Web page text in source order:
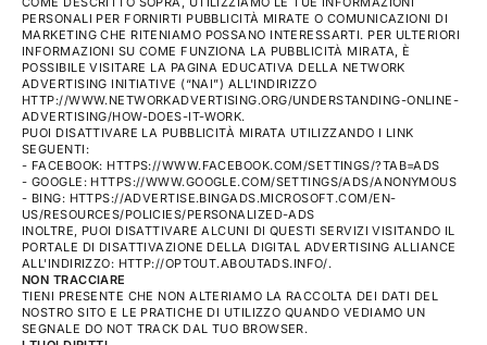
PERSONALI PER FORNIRTI PUBBLICITÀ MIRATE O COMUNICAZIONI DI
MARKETING CHE RITENIAMO POSSANO INTERESSARTI. PER ULTERIORI
INFORMAZIONI SU COME FUNZIONA LA PUBBLICITÀ MIRATA, È
POSSIBILE VISITARE LA PAGINA EDUCATIVA DELLA NETWORK
ADVERTISING INITIATIVE (“NAI”) ALL'INDIRIZZO
HTTP://WWW.NETWORKADVERTISING.ORG/UNDERSTANDING-ONLINE-
ADVERTISING/HOW-DOES-IT-WORK.
PUOI DISATTIVARE LA PUBBLICITÀ MIRATA UTILIZZANDO I LINK
SEGUENTI:
- FACEBOOK: HTTPS://WWW.FACEBOOK.COM/SETTINGS/?TAB=ADS
- GOOGLE: HTTPS://WWW.GOOGLE.COM/SETTINGS/ADS/ANONYMOUS
- BING: HTTPS://ADVERTISE.BINGADS.MICROSOFT.COM/EN-
US/RESOURCES/POLICIES/PERSONALIZED-ADS
INOLTRE, PUOI DISATTIVARE ALCUNI DI QUESTI SERVIZI VISITANDO IL
PORTALE DI DISATTIVAZIONE DELLA DIGITAL ADVERTISING ALLIANCE
ALL'INDIRIZZO: HTTP://OPTOUT.ABOUTADS.INFO/.
NON TRACCIARE
TIENI PRESENTE CHE NON ALTERIAMO LA RACCOLTA DEI DATI DEL
NOSTRO SITO E LE PRATICHE DI UTILIZZO QUANDO VEDIAMO UN
SEGNALE DO NOT TRACK DAL TUO BROWSER.